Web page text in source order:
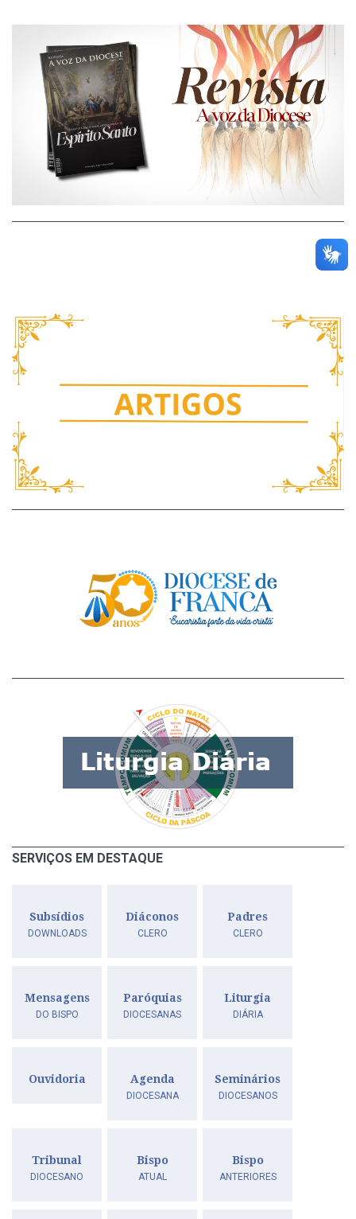
SERVIÇOS EM DESTAQUE
Subsídios
DOWNLOADS
Diáconos
CLERO
Padres
CLERO
Mensagens
DO BISPO
Paróquias
DIOCESANAS
Liturgia
DIÁRIA
Ouvidoria Agenda
DIOCESANA
Seminários
DIOCESANOS
Tribunal
DIOCESANO
Bispo
ATUAL
Bispo
ANTERIORES